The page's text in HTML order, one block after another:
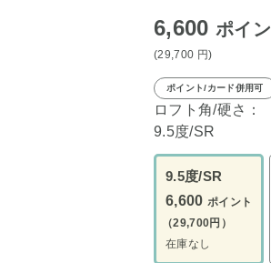
6,600 ポイ
(29,700 円)
ポイント/カード併用可
ロフト角/硬さ：
9.5度/SR
9.5度/SR
6,600 ポイント
（29,700円）
在庫なし